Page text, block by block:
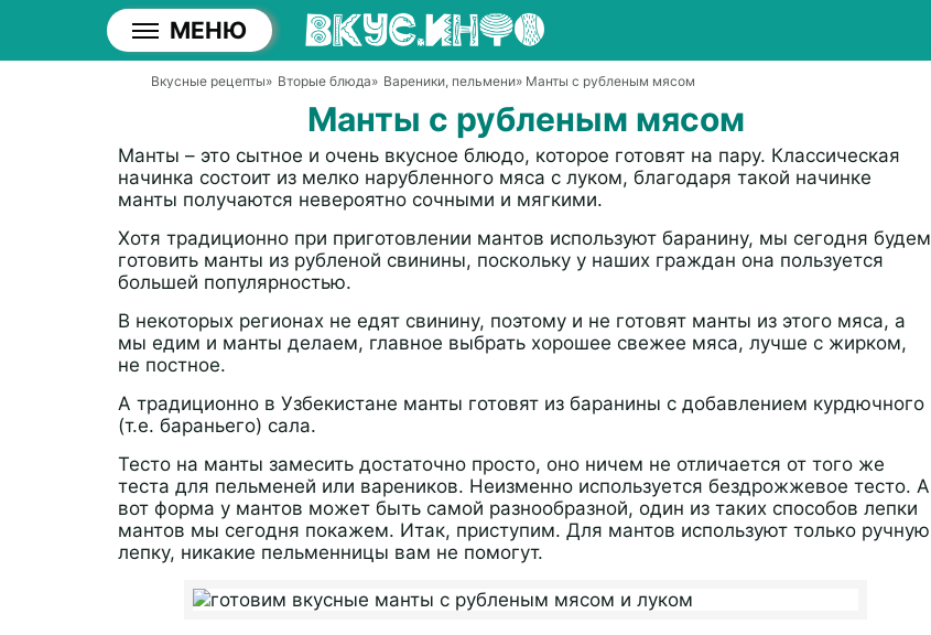
МЕНЮ
Вкусные рецепты» Вторые блюда» Вареники, пельмени» Манты с рубленым мясом
Манты с рубленым мясом
Манты – это сытное и очень вкусное блюдо, которое готовят на пару. Классическая
начинка состоит из мелко нарубленного мяса с луком, благодаря такой начинке
манты получаются невероятно сочными и мягкими.
Хотя традиционно при приготовлении мантов используют баранину, мы сегодня будем
готовить манты из рубленой свинины, поскольку у наших граждан она пользуется
большей популярностью.
В некоторых регионах не едят свинину, поэтому и не готовят манты из этого мяса, а
мы едим и манты делаем, главное выбрать хорошее свежее мяса, лучше с жирком,
не постное.
А традиционно в Узбекистане манты готовят из баранины с добавлением курдючного
(т.е. бараньего) сала.
Тесто на манты замесить достаточно просто, оно ничем не отличается от того же
теста для пельменей или вареников. Неизменно используется бездрожжевое тесто. А
вот форма у мантов может быть самой разнообразной, один из таких способов лепки
мантов мы сегодня покажем. Итак, приступим. Для мантов используют только ручную
лепку, никакие пельменницы вам не помогут.